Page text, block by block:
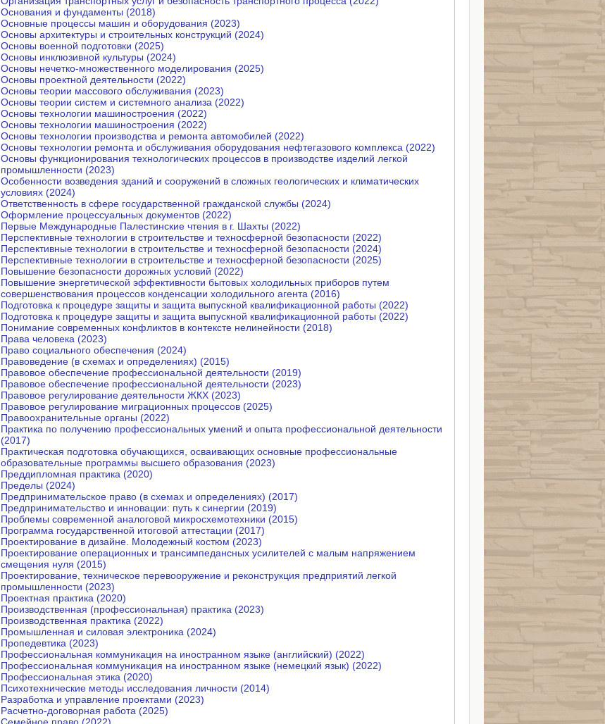
Основания и фундаменты (2018)
Основные процессы машин и оборудования (2023)
Основы архитектуры и строительных конструкций (2024)
Основы военной подготовки (2025)
Основы инклюзивной культуры (2024)
Основы нечетко-множественного моделирования (2025)
Основы проектной деятельности (2022)
Основы теории массового обслуживания (2023)
Основы теории систем и системного анализа (2022)
Основы технологии машиностроения (2022)
Основы технологии машиностроения (2022)
Основы технологии производства и ремонта автомобилей (2022)
Основы технологии ремонта и обслуживания оборудования нефтегазового комплекса (2022)
Основы функционирования технологических процессов в производстве изделий легкой
промышленности (2023)
Особенности возведения зданий и сооружений в сложных геологических и климатических
условиях (2024)
Ответственность в сфере государственной гражданской службы (2024)
Оформление процессуальных документов (2022)
Первые Международные Палестинские чтения в г. Шахты (2022)
Перспективные технологии в строительстве и техносферной безопасности (2022)
Перспективные технологии в строительстве и техносферной безопасности (2024)
Перспективные технологии в строительстве и техносферной безопасности (2025)
Повышение безопасности дорожных условий (2022)
Повышение энергетической эффективности бытовых холодильных приборов путем
совершенствования процессов конденсации холодильного агента (2016)
Подготовка к процедуре защиты и защита выпускной квалификационной работы (2022)
Подготовка к процедуре защиты и защита выпускной квалификационной работы (2022)
Понимание современных конфликтов в контексте нелинейности (2018)
Права человека (2023)
Право социального обеспечения (2024)
Правоведение (в схемах и определениях) (2015)
Правовое обеспечение профессиональной деятельности (2019)
Правовое обеспечение профессиональной деятельности (2023)
Правовое регулирование деятельности ЖКХ (2023)
Правовое регулирование миграционных процессов (2025)
Правоохранительные органы (2022)
Практика по получению профессиональных умений и опыта профессиональной деятельности
(2017)
Практическая подготовка обучающихся, осваивающих основные профессиональные
образовательные программы высшего образования (2023)
Преддипломная практика (2020)
Пределы (2024)
Предпринимательское право (в схемах и определениях) (2017)
Предпринимательство и инновации: путь к синергии (2019)
Проблемы современной аналоговой микросхемотехники (2015)
Программа государственной итоговой аттестации (2017)
Проектирование в дизайне. Молодежный костюм (2023)
Проектирование операционных и трансимпедансных усилителей с малым напряжением
смещения нуля (2015)
Проектирование, техническое перевооружение и реконструкция предприятий легкой
промышленности (2023)
Проектная практика (2020)
Производственная (профессиональная) практика (2023)
Производственная практика (2022)
Промышленная и силовая электроника (2024)
Пропедевтика (2023)
Профессиональная коммуникация на иностранном языке (английский) (2022)
Профессиональная коммуникация на иностранном языке (немецкий язык) (2022)
Профессиональная этика (2020)
Психотехнические методы исследования личности (2014)
Разработка и управление проектами (2023)
Расчетно-договорная работа (2025)